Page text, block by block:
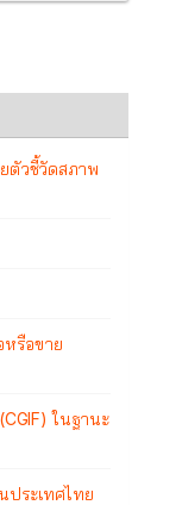
ตัวชี้วัดสภาพ
หรือขาย
ในฐานะ
ประเทศไทย